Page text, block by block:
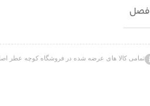
فصل
تمامی کالا های عرضه شده در فروشگاه کوچه عطر